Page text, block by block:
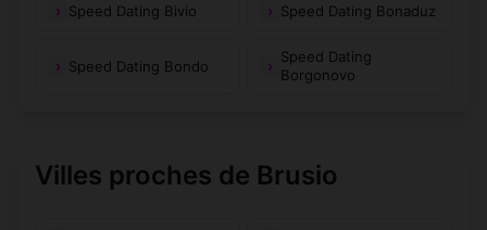
Speed Dating Bivio Speed Dating Bonaduz
Speed Dating Bondo
Speed Dating
Borgonovo
Villes proches de Brusio